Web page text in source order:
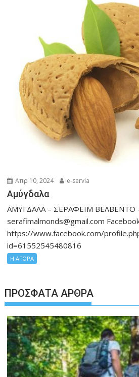
Απρ 10, 2024 e-servia
Αμύγδαλα
ΑΜΥΓΔΑΛΑ – ΣΕΡΑΦΕΙΜ ΒΕΛΒΕΝΤΟ
serafimalmonds@gmail.com
https://www.facebook.com/
id=61552545480816
Η ΑΓΟΡΑ
ΠΡΌΣΦΑΤΑ ΆΡΘΡΑ